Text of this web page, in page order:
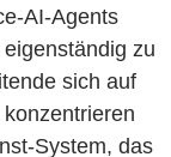
AI-Agents
zu
sich auf
System, das